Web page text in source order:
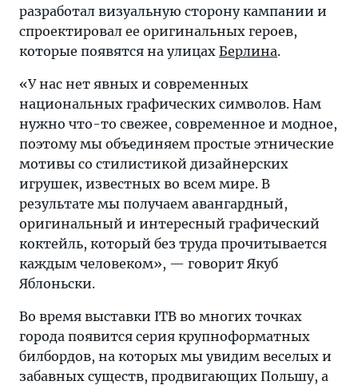
разработал визуальную сторону кампании и
спроектировал ее оригинальных героев,
которые появятся на улицах Берлина.
«У нас нет явных и современных
национальных графических символов. Нам
нужно что-то свежее, современное и модное,
поэтому мы объединяем простые этнические
мотивы со стилистикой дизайнерских
игрушек, известных во всем мире. В
результате мы получаем авангардный,
оригинальный и интересный графический
коктейль, который без труда прочитывается
каждым человеком», — говорит Якуб
Яблоньски.
Во время выставки ITB во многих точках
города появится серия крупноформатных
билбордов, на которых мы увидим веселых и
забавных существ, продвигающих Польшу, а